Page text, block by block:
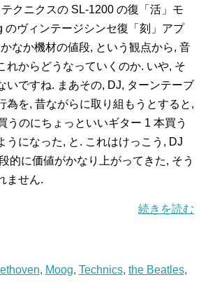
クニクスの SL-1200 の復「活」モ
のヴィンテージシンセ復「刻」アプ
なか機材の値段, という観点から, 音
れからどうなっていくのか. いや, そ
いですね. まあその, DJ, ターンテーブ
為を, 昔ながらに取り組もうとすると,
うのにちょっといいギター 1 本買う
うになった, と. これはけっこう, DJ
的に価値がかなり上がってきた, そう
ません.
続きを読む
, Moog, Technics, the Beatles,